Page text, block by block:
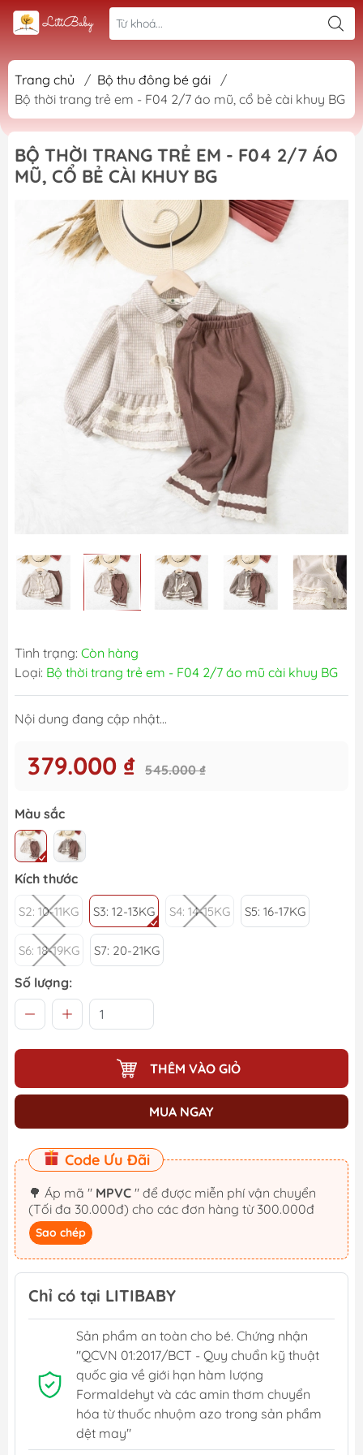
Trang chủ / Bộ thu đông bé gái
/
Bộ thời trang trẻ em - F04 2/7 áo mũ, cổ bẻ cài khuy BG
BỘ THỜI TRANG TRẺ EM - F04 2/7 ÁO
MŨ, CỔ BẺ CÀI KHUY BG
Tình trạng: Còn hàng
Loại: Bộ thời trang trẻ em - F04 2/7 áo mũ cài khuy BG
Nội dung đang cập nhật...
379.000 ₫ 545.000 ₫
Màu sắc
Kích thước
S2: 10-11KG S3: 12-13KG S4: 14-15KG S5: 16-17KG
S6: 18-19KG S7: 20-21KG
Số lượng:
THÊM VÀO GIỎ
MUA NGAY
Code Ưu Đãi
🌳 Áp mã " MPVC " để được miễn phí vận chuyển
(Tối đa 30.000đ) cho các đơn hàng từ 300.000đ
Sao chép
Chỉ có tại LITIBABY
Sản phẩm an toàn cho bé. Chứng nhận
"QCVN 01:2017/BCT - Quy chuẩn kỹ thuật
quốc gia về giới hạn hàm lượng
Formaldehyt và các amin thơm chuyển
hóa từ thuốc nhuộm azo trong sản phẩm
dệt may"